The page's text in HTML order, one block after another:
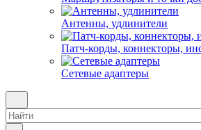
Антенны, удлинители
Патч-корды, коннекторы,
Сетевые адаптеры